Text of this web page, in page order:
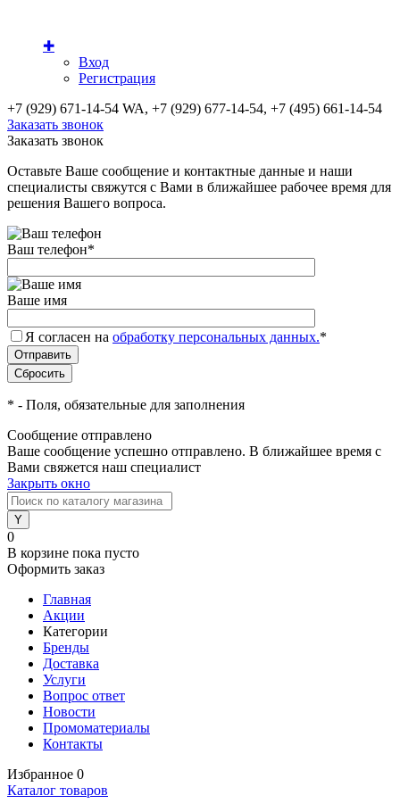
✚
Вход
Регистрация
+7 (929) 671-14-54 WA, +7 (929) 677-14-54, +7 (495) 661-14-54
Заказать звонок
Заказать звонок
Оставьте Ваше сообщение и контактные данные и наши
специалисты свяжутся с Вами в ближайшее рабочее время для
решения Вашего вопроса.
Ваш телефон*
Ваше имя
Я согласен на обработку персональных данных.*
* - Поля, обязательные для заполнения
Сообщение отправлено
Ваше сообщение успешно отправлено. В ближайшее время с
Вами свяжется наш специалист
Закрыть окно
0
В корзине пока пусто
Оформить заказ
Главная
Акции
Категории
Бренды
Доставка
Услуги
Вопрос ответ
Новости
Промоматериалы
Контакты
Избранное 0
Каталог товаров